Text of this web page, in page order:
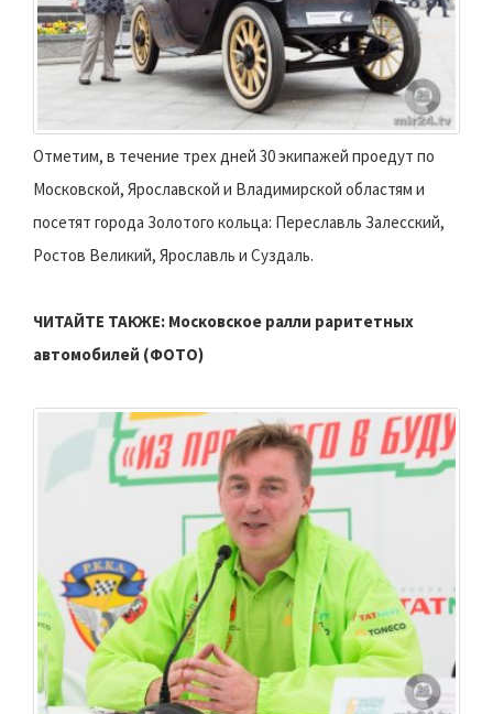
Отметим, в течение трех дней 30 экипажей проедут по
Московской, Ярославской и Владимирской областям и
посетят города Золотого кольца: Переславль Залесский,
Ростов Великий, Ярославль и Суздаль.
ЧИТАЙТЕ ТАКЖЕ: Московское ралли раритетных
автомобилей (ФОТО)